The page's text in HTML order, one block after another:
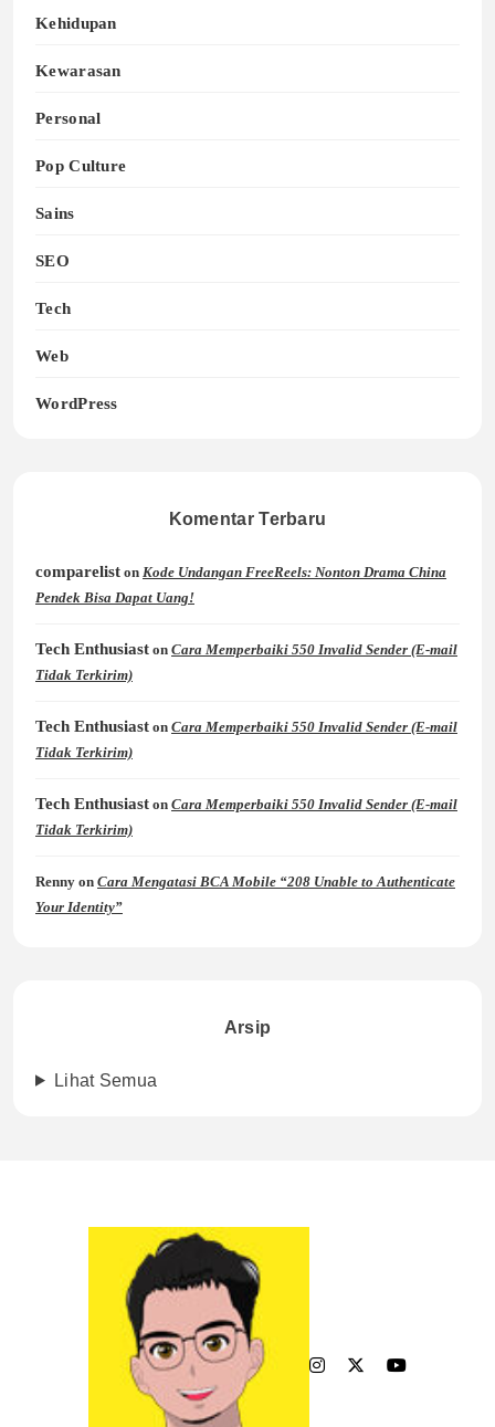
Kehidupan
Kewarasan
Personal
Pop Culture
Sains
SEO
Tech
Web
WordPress
Komentar Terbaru
comparelist on Kode Undangan FreeReels: Nonton Drama China
Pendek Bisa Dapat Uang!
Tech Enthusiast on Cara Memperbaiki 550 Invalid Sender (E-mail
Tidak Terkirim)
Tech Enthusiast on Cara Memperbaiki 550 Invalid Sender (E-mail
Tidak Terkirim)
Tech Enthusiast on Cara Memperbaiki 550 Invalid Sender (E-mail
Tidak Terkirim)
Renny on Cara Mengatasi BCA Mobile “208 Unable to Authenticate
Your Identity”
Arsip
Lihat Semua